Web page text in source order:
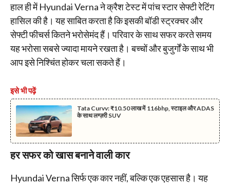
हाल ही में Hyundai Verna ने क्रैश टेस्ट में पांच स्टार सेफ्टी रेटिंग
हासिल की है। यह साबित करता है कि इसकी बॉडी स्ट्रक्चर और
सेफ्टी फीचर्स कितने भरोसेमंद हैं। परिवार के साथ सफर करते समय
यह भरोसा सबसे ज्यादा मायने रखता है। बच्चों और बुजुर्गों के साथ भी
आप इसे निश्चिंत होकर चला सकते हैं।
इसे भी पढ़ें
Tata Curvv: ₹10.50 लाख में 116bhp, स्टाइल और ADAS
के साथ लग्ज़री SUV
हर सफर को खास बनाने वाली कार
Hyundai Verna सिर्फ एक कार नहीं, बल्कि एक एहसास है। यह